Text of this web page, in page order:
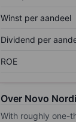
Winst per aandeel
Dividend per
ROE
Over Novo
With roughly one-